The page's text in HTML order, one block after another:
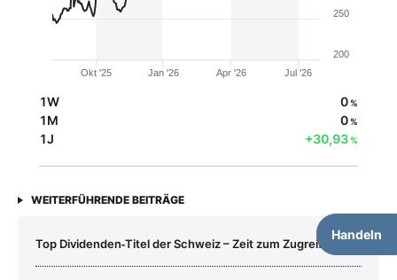
Handeln
Okt '25 Jan '26 Apr '26 Jul '26
200
250
1W 0%
1M 0%
1J +30,93%
WEITERFÜHRENDE BEITRÄGE
Top Dividenden‑Titel der Schweiz – Zeit zum Zugreifen!